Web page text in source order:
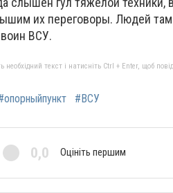
их переговоры. Людей там
ВСУ.
текст і натисніть Ctrl + Enter, щоб
#ВСУ
0,0 Оцініть першим